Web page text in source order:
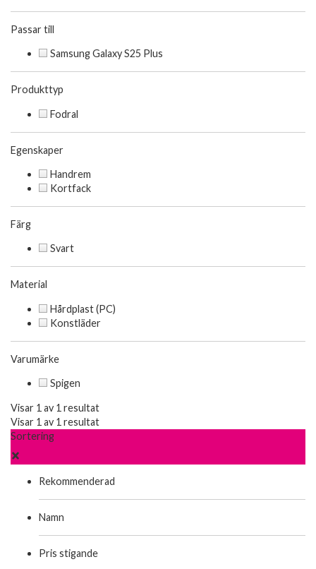
Passar till
Samsung Galaxy S25 Plus
Produkttyp
Fodral
Egenskaper
Handrem
Kortfack
Färg
Svart
Material
Hårdplast (PC)
Konstläder
Varumärke
Spigen
Visar 1 av 1 resultat
Visar 1 av 1 resultat
Sortering
Rekommenderad
Namn
Pris stigande